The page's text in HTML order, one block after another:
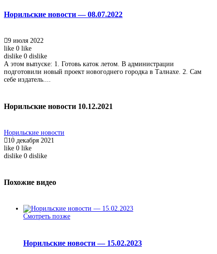
Норильские новости — 08.07.2022
9 июля 2022
like 0 like
dislike 0 dislike
А этом выпуске: 1. Готовь каток летом. В администрации
подготовили новый проект новогоднего городка в Талнахе. 2. Сам
себе издатель....
Норильские новости 10.12.2021
Норильские новости
10 декабря 2021
like 0 like
dislike 0 dislike
Похожие видео
Смотреть позже
Норильские новости — 15.02.2023